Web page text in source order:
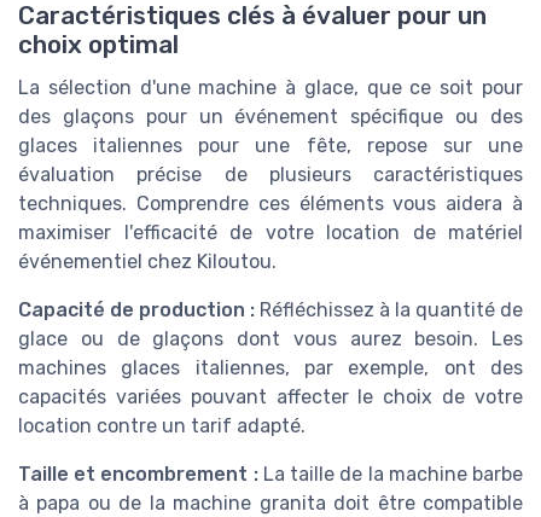
Caractéristiques clés à évaluer pour un
choix optimal
La sélection d'une machine à glace, que ce soit pour
des glaçons pour un événement spécifique ou des
glaces italiennes pour une fête, repose sur une
évaluation précise de plusieurs caractéristiques
techniques. Comprendre ces éléments vous aidera à
maximiser l'efficacité de votre location de matériel
événementiel chez Kiloutou.
Capacité de production : Réfléchissez à la quantité de
glace ou de glaçons dont vous aurez besoin. Les
machines glaces italiennes, par exemple, ont des
capacités variées pouvant affecter le choix de votre
location contre un tarif adapté.
Taille et encombrement :La taille de la machine barbe
à papa ou de la machine granita doit être compatible